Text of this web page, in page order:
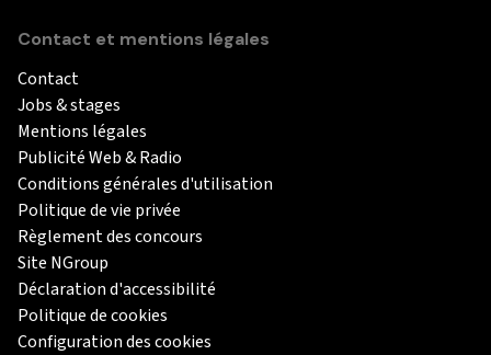
Contact et mentions légales
Contact
Jobs & stages
Mentions légales
Publicité Web & Radio
Conditions générales d'utilisation
Politique de vie privée
Règlement des concours
Site NGroup
Déclaration d'accessibilité
Politique de cookies
Configuration des cookies